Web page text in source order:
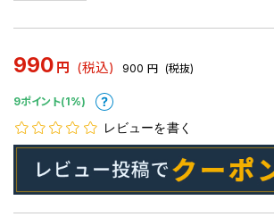
990 円 (税込) 900 円 (税抜)
9ポイント(1%)
レビューを書く